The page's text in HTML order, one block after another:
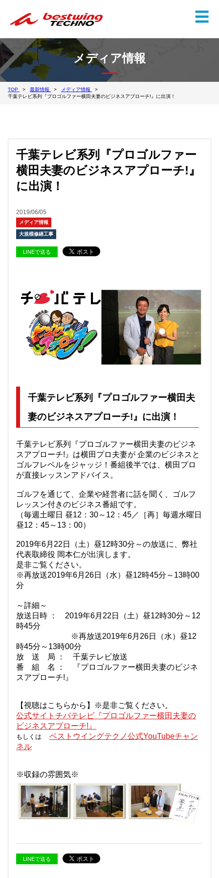
☰
✕
メディア情報
TOP 最新情報
メディア情報
千葉テレビ系列『プロゴルファー横田夫妻のビジネスアプローチ!』に出演！
千葉テレビ系列『プロゴルファー
横田夫妻のビジネスアプローチ!』
に出演！
2019/06/05
メディア情報
大規模修繕工事
LINEで送る
千葉テレビ系列『プロゴルファー横田夫
妻のビジネスアプローチ!』に出演！
千葉テレビ系列『プロゴルファー横田夫妻のビジネ
スアプローチ!』は横田プロ夫妻が 企業のビジネスと
ゴルフレベルをジャッジ！番組後半では、横田プロ
が直接レッスンアドバイス。
ゴルフを通じて、企業や経営者に話を聞く、ゴルフ
レッスン付きのビジネス番組です。
（毎週土曜日 昼12：30～12：45／［再］毎週水曜日
昼12：45～13：00）
2019年6月22日（土）昼12時30分～の放送に、弊社
代表取締役 岡本仁が出演します。
是非ご覧ください。
※再放送2019年6月26日（水）昼12時45分～13時00
分
～詳細～
放送日時 ： 2019年6月22日（土）昼12時30分～12
時45分
※再放送2019年6月26日（水）昼12
時45分～13時00分
放 送 局 ： 千葉テレビ放送
番 組 名 ： 『プロゴルファー横田夫妻のビジネ
スアプローチ!』
【視聴はこちらから】※是非ご覧ください。
公式サイトチバテレビ『プロゴルファー横田夫妻の
ビジネスアプローチ!』
もしくは
ベストウイングテクノ公式YouTubeチャン
ネル
※収録の雰囲気※
LINEで送る